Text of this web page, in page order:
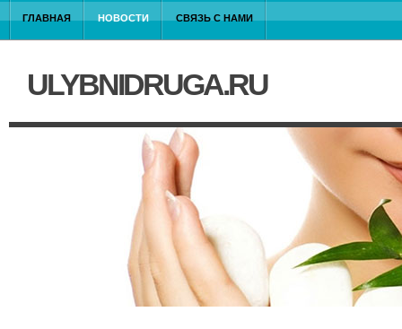
ГЛАВНАЯ НОВОСТИ СВЯЗЬ С НАМИ
ULYBNIDRUGA.RU